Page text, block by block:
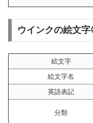
ウインクの絵文
絵文字
絵文字名
英語表記
分類